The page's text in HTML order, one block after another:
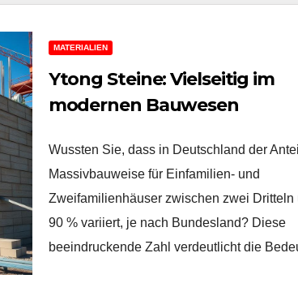
MATERIALIEN
Ytong Steine: Vielseitig im
modernen Bauwesen
Wussten Sie, dass in Deutschland der
Massivbauweise für Einfamilien- und
Zweifamilienhäuser zwischen zwei Dritteln
90 % variiert, je nach Bundesland? Diese
beeindruckende Zahl verdeutlicht die